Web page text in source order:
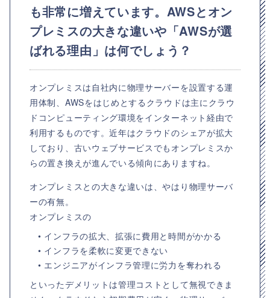
も非常に増えています。AWSとオン
プレミスの大きな違いや「AWSが選
ばれる理由」は何でしょう？
オンプレミスは自社内に物理サーバーを設置する運
用体制、AWSをはじめとするクラウドは主にクラウ
ドコンピューティング環境をインターネット経由で
利用するものです。近年はクラウドのシェアが拡大
しており、古いウェブサービスでもオンプレミスか
らの置き換えが進んでいる傾向にありますね。
オンプレミスとの大きな違いは、やはり物理サーバ
ーの有無。
オンプレミスの
• インフラの拡大、拡張に費用と時間がかかる
• インフラを柔軟に変更できない
• エンジニアがインフラ管理に労力を奪われる
といったデメリットは管理コストとして無視できま